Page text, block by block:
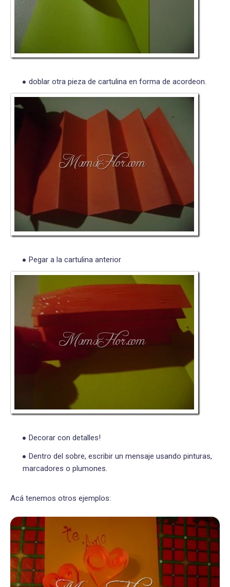
doblar otra pieza de cartulina en forma de acordeon.
Pegar a la cartulina anterior
Decorar con detalles!
Dentro del sobre, escribir un mensaje usando pinturas,
marcadores o plumones.
Acá tenemos otros ejemplos: